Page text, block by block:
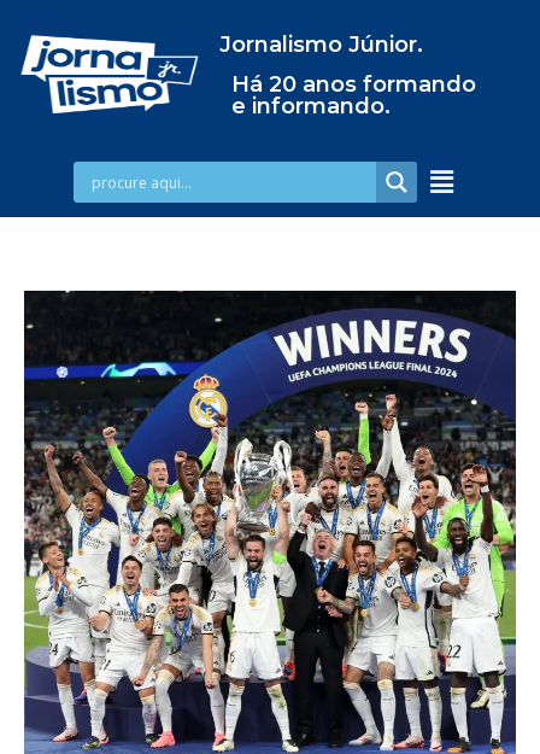
Jornalismo Júnior.
Há 20 anos formando
e informando.